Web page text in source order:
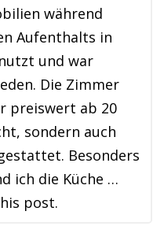
während
Aufenthalts in
und war
Die Zimmer
preiswert ab 20
sondern auch
Besonders
ich die Küche …
post.